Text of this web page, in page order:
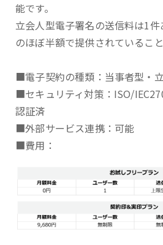
能です。
⽴会⼈型電⼦署名の送信料は1
のほぼ半額で提供されていること
■電子契約の種類：当事者型・
■セキュリティ対策：ISO/
認証済
■外部サービス連携：可能
■費用：